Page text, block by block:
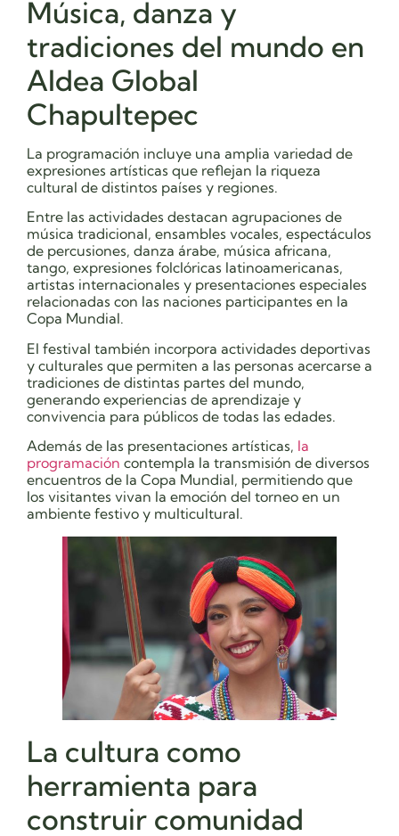
Música, danza y
tradiciones del mundo en
Aldea Global
Chapultepec
La programación incluye una amplia variedad de
expresiones artísticas que reflejan la riqueza
cultural de distintos países y regiones.
Entre las actividades destacan agrupaciones de
música tradicional, ensambles vocales, espectáculos
de percusiones, danza árabe, música africana,
tango, expresiones folclóricas latinoamericanas,
artistas internacionales y presentaciones especiales
relacionadas con las naciones participantes en la
Copa Mundial.
El festival también incorpora actividades deportivas
y culturales que permiten a las personas acercarse a
tradiciones de distintas partes del mundo,
generando experiencias de aprendizaje y
convivencia para públicos de todas las edades.
Además de las presentaciones artísticas, la
programación contempla la transmisión de diversos
encuentros de la Copa Mundial, permitiendo que
los visitantes vivan la emoción del torneo en un
ambiente festivo y multicultural.
La cultura como
herramienta para
construir comunidad